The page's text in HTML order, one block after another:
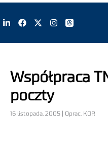
Współpraca
poczty
16 listopada, 2005 | Oprac. KOR